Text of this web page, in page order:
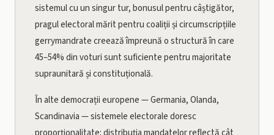
sistemul cu un singur tur, bonusul pentru câștigător,
pragul electoral mărit pentru coaliții și circumscripțiile
gerrymandrate creează împreună o structură în care
45–54% din voturi sunt suficiente pentru majoritate
supraunitară și constituțională.
În alte democrații europene — Germania, Olanda,
Scandinavia — sistemele electorale doresc